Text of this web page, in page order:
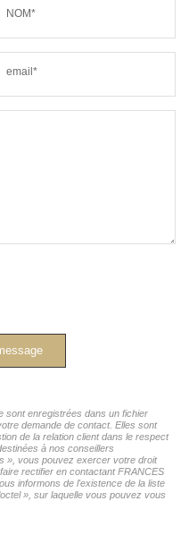
NOM*
email*
sont enregistrées dans un fichier
demande de contact. Elles sont
de la relation client dans le respect
à nos conseillers
», vous pouvez exercer votre droit
rectifier en contactant FRANCES
informons de l'existence de la liste
», sur laquelle vous pouvez vous